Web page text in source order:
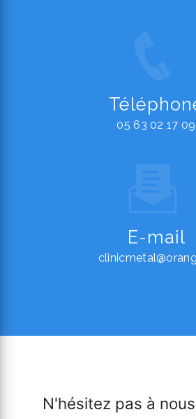
05 63 02 17 09
E-mail
N'hésitez pas à